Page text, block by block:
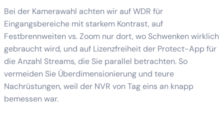
Bei der Kamerawahl achten wir auf WDR für
Eingangsbereiche mit starkem Kontrast, auf
Festbrennweiten vs. Zoom nur dort, wo Schwenken wirklich
gebraucht wird, und auf Lizenzfreiheit der Protect-App für
die Anzahl Streams, die Sie parallel betrachten. So
vermeiden Sie Überdimensionierung und teure
Nachrüstungen, weil der NVR von Tag eins an knapp
bemessen war.